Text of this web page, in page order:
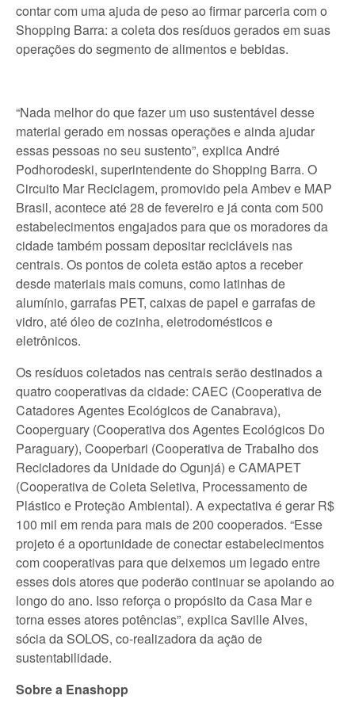
contar com uma ajuda de peso ao firmar parceria com o
Shopping Barra: a coleta dos resíduos gerados em suas
operações do segmento de alimentos e bebidas.
“Nada melhor do que fazer um uso sustentável desse
material gerado em nossas operações e ainda ajudar
essas pessoas no seu sustento”, explica André
Podhorodeski, superintendente do Shopping Barra. O
Circuito Mar Reciclagem, promovido pela Ambev e MAP
Brasil, acontece até 28 de fevereiro e já conta com 500
estabelecimentos engajados para que os moradores da
cidade também possam depositar recicláveis nas
centrais. Os pontos de coleta estão aptos a receber
desde materiais mais comuns, como latinhas de
alumínio, garrafas PET, caixas de papel e garrafas de
vidro, até óleo de cozinha, eletrodomésticos e
eletrônicos.
Os resíduos coletados nas centrais serão destinados a
quatro cooperativas da cidade: CAEC (Cooperativa de
Catadores Agentes Ecológicos de Canabrava),
Cooperguary (Cooperativa dos Agentes Ecológicos Do
Paraguary), Cooperbari (Cooperativa de Trabalho dos
Recicladores da Unidade do Ogunjá) e CAMAPET
(Cooperativa de Coleta Seletiva, Processamento de
Plástico e Proteção Ambiental). A expectativa é gerar R$
100 mil em renda para mais de 200 cooperados. “Esse
projeto é a oportunidade de conectar estabelecimentos
com cooperativas para que deixemos um legado entre
esses dois atores que poderão continuar se apoiando ao
longo do ano. Isso reforça o propósito da Casa Mar e
torna esses atores potências”, explica Saville Alves,
sócia da SOLOS, co-realizadora da ação de
sustentabilidade.
Sobre a Enashopp